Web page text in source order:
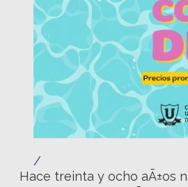
/
Hace treinta y ocho aÃ±os